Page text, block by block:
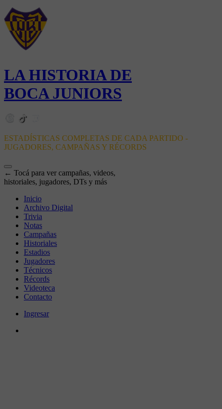
LA HISTORIA DE
BOCA JUNIORS
ESTADÍSTICAS COMPLETAS DE CADA PARTIDO -
JUGADORES, CAMPAÑAS Y RÉCORDS
← Tocá para ver campañas, videos,
historiales, jugadores, DTs y más
Inicio
Archivo Digital
Trivia
Notas
Campañas
Historiales
Estadios
Jugadores
Técnicos
Récords
Videoteca
Contacto
Ingresar